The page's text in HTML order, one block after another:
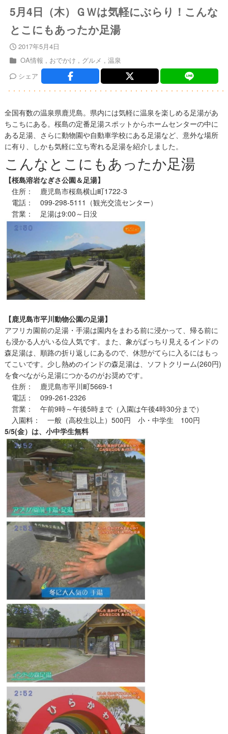
5月4日（木）ＧＷは気軽にぶらり！こんな
とこにもあったか足湯
2017年5月4日
OA情報
おでかけ グルメ
温泉
シェア
全国有数の温泉県鹿児島。県内には気軽に温泉を楽しめる足湯があ
ちこちにある。桜島の定番足湯スポットからホームセンターの中に
ある足湯、さらに動物園や自動車学校にある足湯など、意外な場所
に有り、しかも気軽に立ち寄れる足湯を紹介しました。
こんなとこにもあったか足湯
【桜島溶岩なぎさ公園＆足湯】
住所： 鹿児島市桜島横山町1722-3
電話： 099-298-5111（観光交流センター）
営業： 足湯は9:00～日没
【鹿児島市平川動物公園の足湯】
アフリカ園前の足湯・手湯は園内をまわる前に浸かって、帰る前に
も浸かる人がいる位人気です。また、象がばっちり見えるインドの
森足湯は、順路の折り返しにあるので、休憩がてらに入るにはもっ
てこいです。少し熱めのインドの森足湯は、ソフトクリーム(260円)
を食べながら足湯につかるのがお奨めです。
住所： 鹿児島市平川町5669-1
電話： 099-261-2326
営業： 午前9時～午後5時まで（入園は午後4時30分まで）
入園料： 一般（高校生以上）500円 小・中学生 100円
5/5(金）は、小中学生無料